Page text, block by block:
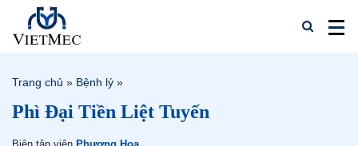
Trang chủ » Bệnh lý »
Phì Đại Tiền Liệt Tuyến